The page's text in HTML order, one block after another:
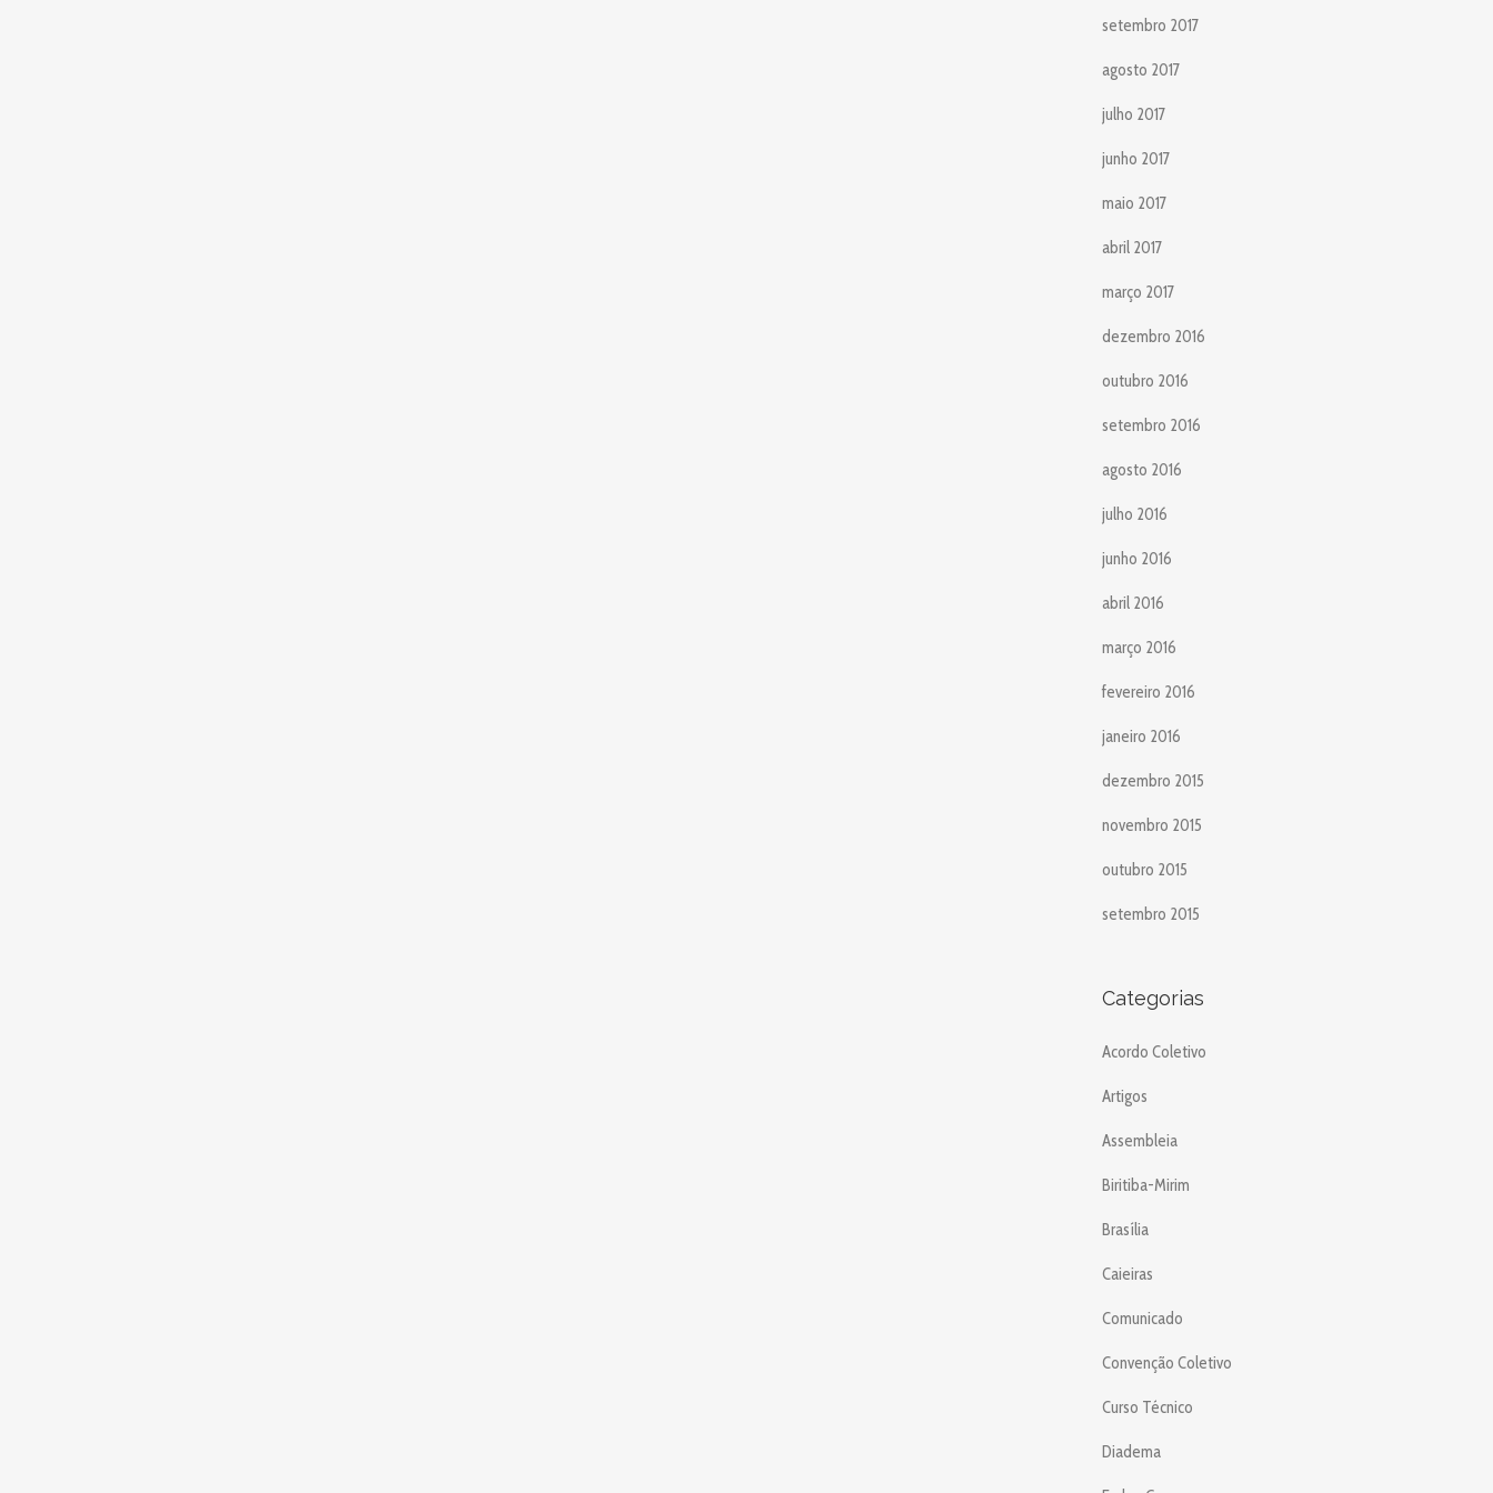
setembro 2017
agosto 2017
julho 2017
junho 2017
maio 2017
abril 2017
março 2017
dezembro 2016
outubro 2016
setembro 2016
agosto 2016
julho 2016
junho 2016
abril 2016
março 2016
fevereiro 2016
janeiro 2016
dezembro 2015
novembro 2015
outubro 2015
setembro 2015
Categorias
Acordo Coletivo
Artigos
Assembleia
Biritiba-Mirim
Brasília
Caieiras
Comunicado
Convenção Coletivo
Curso Técnico
Diadema